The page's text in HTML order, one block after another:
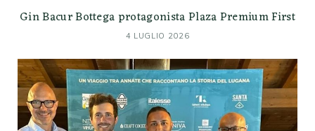
Gin Bacur Bottega protagonista Plaza Premium First
4 LUGLIO 2026